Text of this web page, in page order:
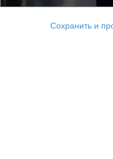
Сохранить и